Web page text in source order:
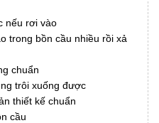
nếu rơi vào
trong bồn cầu nhiều rồi xả
chuẩn
trôi xuống được
thiết kế chuẩn
cầu